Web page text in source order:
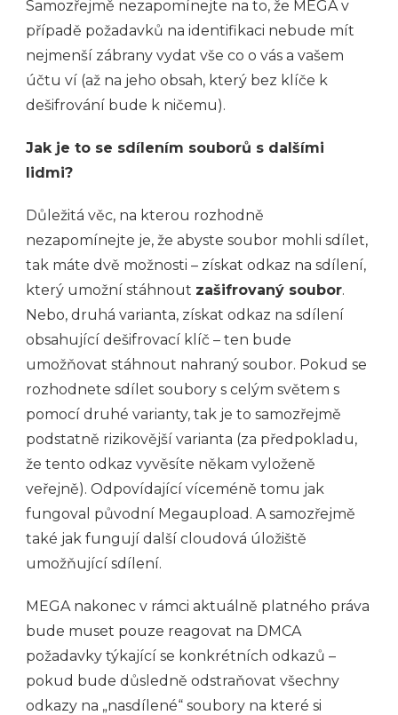
Samozřejmě nezapomínejte na to, že MEGA v
případě požadavků na identifikaci nebude mít
nejmenší zábrany vydat vše co o vás a vašem
účtu ví (až na jeho obsah, který bez klíče k
dešifrování bude k ničemu).
Jak je to se sdílením souborů s dalšími
lidmi?
Důležitá věc, na kterou rozhodně
nezapomínejte je, že abyste soubor mohli sdílet,
tak máte dvě možnosti – získat odkaz na sdílení,
který umožní stáhnout zašifrovaný soubor.
Nebo, druhá varianta, získat odkaz na sdílení
obsahující dešifrovací klíč – ten bude
umožňovat stáhnout nahraný soubor. Pokud se
rozhodnete sdílet soubory s celým světem s
pomocí druhé varianty, tak je to samozřejmě
podstatně rizikovější varianta (za předpokladu,
že tento odkaz vyvěsíte někam vyloženě
veřejně). Odpovídající víceméně tomu jak
fungoval původní Megaupload. A samozřejmě
také jak fungují další cloudová úložiště
umožňující sdílení.
MEGA nakonec v rámci aktuálně platného práva
bude muset pouze reagovat na DMCA
požadavky týkající se konkrétních odkazů –
pokud bude důsledně odstraňovat všechny
odkazy na „nasdílené“ soubory na které si